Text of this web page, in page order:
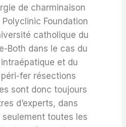
de charminaison
Polyclinic Foundation
catholique du
Both dans le cas du
et du
fer résections
sont donc toujours
d’experts, dans
seulement toutes les